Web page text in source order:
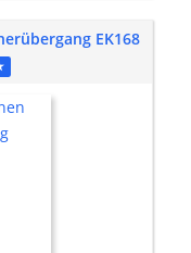
EK168